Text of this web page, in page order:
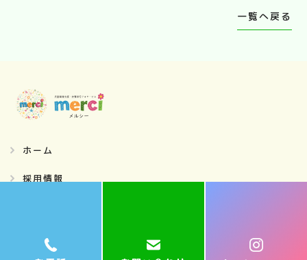
一覧へ戻る
ホーム
採用情報